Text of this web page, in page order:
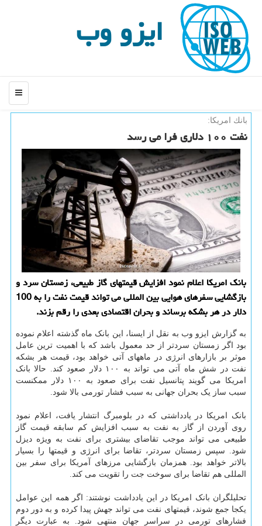
ایزو وب
منو
بانك امریكا:
نفت ۱۰۰ دلاری فرا می رسد
بانک امریکا اعلام نمود افزایش قیمتهای گاز طبیعی، زمستان سرد و
بازگشایی سفرهای هوایی بین المللی می تواند قیمت نفت را به 100
دلار در هر بشکه برساند و بحران اقتصادی بعدی را رقم بزند.
به گزارش ایزو وب به نقل از ایسنا، این بانک ماه گذشته اعلام نموده
بود اگر زمستان سردتر از حد معمول باشد که با اهمیت ترین عامل
موثر بر بازارهای انرژی در ماههای آتی خواهد بود، قیمت هر بشکه
نفت در شش ماه آتی می تواند به ۱۰۰ دلار صعود کند. حالا بانک
امریکا می گویند پتانسیل نفت برای صعود به ۱۰۰ دلار ممکنست
سبب ساز یک بحران جهانی به سبب فشار تورمی بالا شود.
بانک امریکا در یادداشتی که در بلومبرگ انتشار یافت، اعلام نمود
روی آوردن از گاز به نفت به سبب افزایش کم سابقه قیمت گاز
طبیعی می تواند موجب تقاضای بیشتری برای نفت به ویژه دیزل
شود. سپس زمستان سردتر، تقاضا برای انرژی و قیمتها را بسیار
بالاتر خواهد بود. همزمان بازگشایی مرزهای آمریکا برای سفر بین
المللی هم تقاضا برای سوخت جت را تقویت می کند.
تحلیلگران بانک امریکا در این یادداشت نوشتند: اگر همه این عوامل
یکجا جمع شوند، قیمتهای نفت می تواند جهش پیدا کرده و به دور دوم
فشارهای تورمی در سراسر جهان منتهی شود. به عبارت دیگر